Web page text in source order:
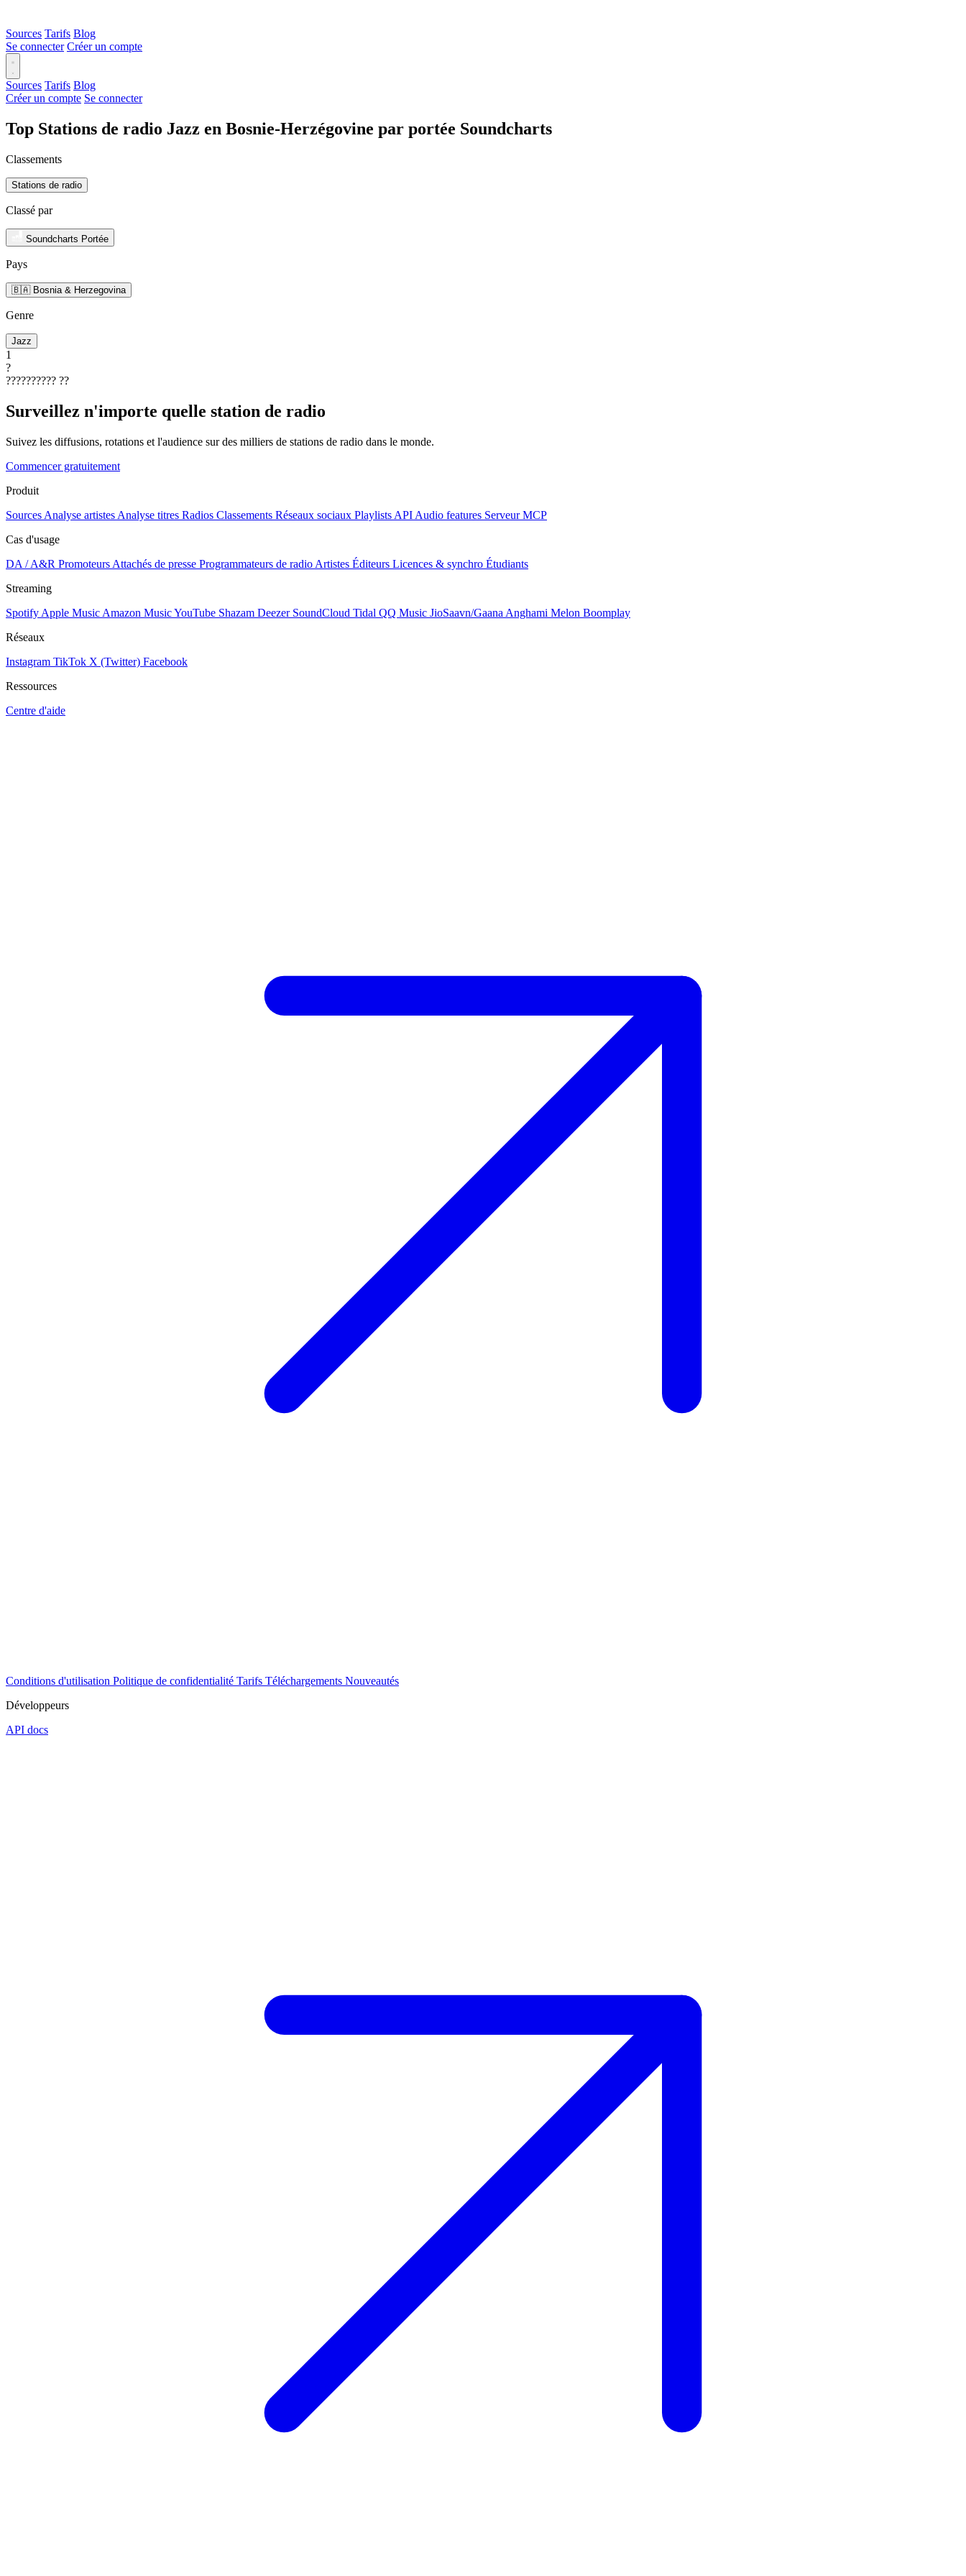
Sources Tarifs Blog
Se connecter Créer un compte
Sources Tarifs Blog
Créer un compte Se connecter
Top Stations de radio Jazz en Bosnie-Herzégovine par portée Soundcharts
Classements
Stations de radio
Classé par
Soundcharts Portée
Pays
🇧🇦 Bosnia & Herzegovina
Genre
Jazz
1
?
?????????? ??
Surveillez n'importe quelle station de radio
Suivez les diffusions, rotations et l'audience sur des milliers de stations de radio dans le monde.
Commencer gratuitement
Produit
Sources Analyse artistes Analyse titres Radios Classements Réseaux sociaux Playlists API Audio features Serveur MCP
Cas d'usage
DA / A&R Promoteurs Attachés de presse Programmateurs de radio Artistes Éditeurs Licences & synchro Étudiants
Streaming
Spotify Apple Music Amazon MusicYouTube Shazam Deezer SoundCloud Tidal QQ Music JioSaavn/Gaana Anghami Melon Boomplay
Réseaux
Instagram TikTok X (Twitter) Facebook
Ressources
Centre d'aide
Conditions d'utilisation Politique de confidentialité Tarifs Téléchargements Nouveautés
Développeurs
API docs